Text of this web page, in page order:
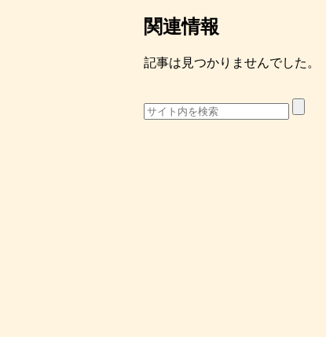
関連情報
記事は見つかりませんでした。